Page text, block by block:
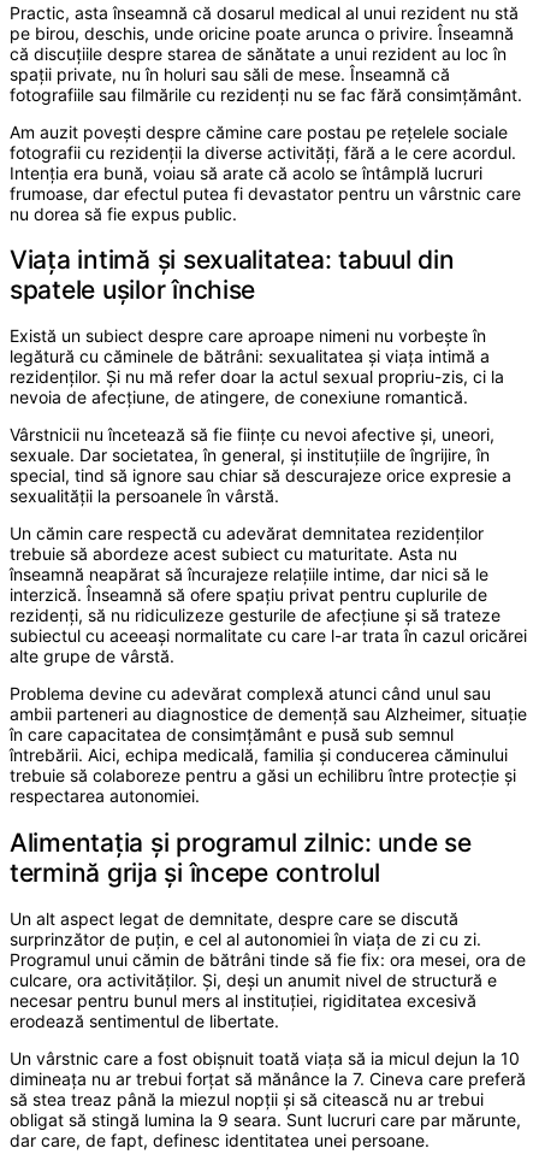
Practic, asta înseamnă că dosarul medical al unui rezident nu stă
pe birou, deschis, unde oricine poate arunca o privire. Înseamnă
că discuțiile despre starea de sănătate a unui rezident au loc în
spații private, nu în holuri sau săli de mese. Înseamnă că
fotografiile sau filmările cu rezidenți nu se fac fără consimțământ.
Am auzit povești despre cămine care postau pe rețelele sociale
fotografii cu rezidenții la diverse activități, fără a le cere acordul.
Intenția era bună, voiau să arate că acolo se întâmplă lucruri
frumoase, dar efectul putea fi devastator pentru un vârstnic care
nu dorea să fie expus public.
Viața intimă și sexualitatea: tabuul din
spatele ușilor închise
Există un subiect despre care aproape nimeni nu vorbește în
legătură cu căminele de bătrâni: sexualitatea și viața intimă a
rezidenților. Și nu mă refer doar la actul sexual propriu-zis, ci la
nevoia de afecțiune, de atingere, de conexiune romantică.
Vârstnicii nu încetează să fie ființe cu nevoi afective și, uneori,
sexuale. Dar societatea, în general, și instituțiile de îngrijire, în
special, tind să ignore sau chiar să descurajeze orice expresie a
sexualității la persoanele în vârstă.
Un cămin care respectă cu adevărat demnitatea rezidenților
trebuie să abordeze acest subiect cu maturitate. Asta nu
înseamnă neapărat să încurajeze relațiile intime, dar nici să le
interzică. Înseamnă să ofere spațiu privat pentru cuplurile de
rezidenți, să nu ridiculizeze gesturile de afecțiune și să trateze
subiectul cu aceeași normalitate cu care l-ar trata în cazul oricărei
alte grupe de vârstă.
Problema devine cu adevărat complexă atunci când unul sau
ambii parteneri au diagnostice de demență sau Alzheimer, situație
în care capacitatea de consimțământ e pusă sub semnul
întrebării. Aici, echipa medicală, familia și conducerea căminului
trebuie să colaboreze pentru a găsi un echilibru între protecție și
respectarea autonomiei.
Alimentația și programul zilnic: unde se
termină grija și începe controlul
Un alt aspect legat de demnitate, despre care se discută
surprinzător de puțin, e cel al autonomiei în viața de zi cu zi.
Programul unui cămin de bătrâni tinde să fie fix: ora mesei, ora de
culcare, ora activităților. Și, deși un anumit nivel de structură e
necesar pentru bunul mers al instituției, rigiditatea excesivă
erodează sentimentul de libertate.
Un vârstnic care a fost obișnuit toată viața să ia micul dejun la 10
dimineața nu ar trebui forțat să mănânce la 7. Cineva care preferă
să stea treaz până la miezul nopții și să citească nu ar trebui
obligat să stingă lumina la 9 seara. Sunt lucruri care par mărunte,
dar care, de fapt, definesc identitatea unei persoane.